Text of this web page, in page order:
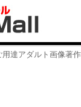
達アダルト画像著